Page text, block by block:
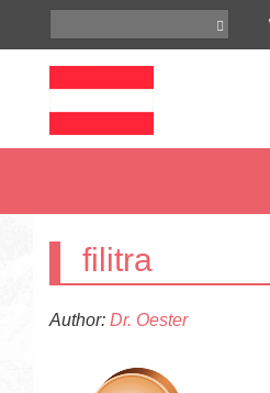
filitra
Author: Dr. Oester